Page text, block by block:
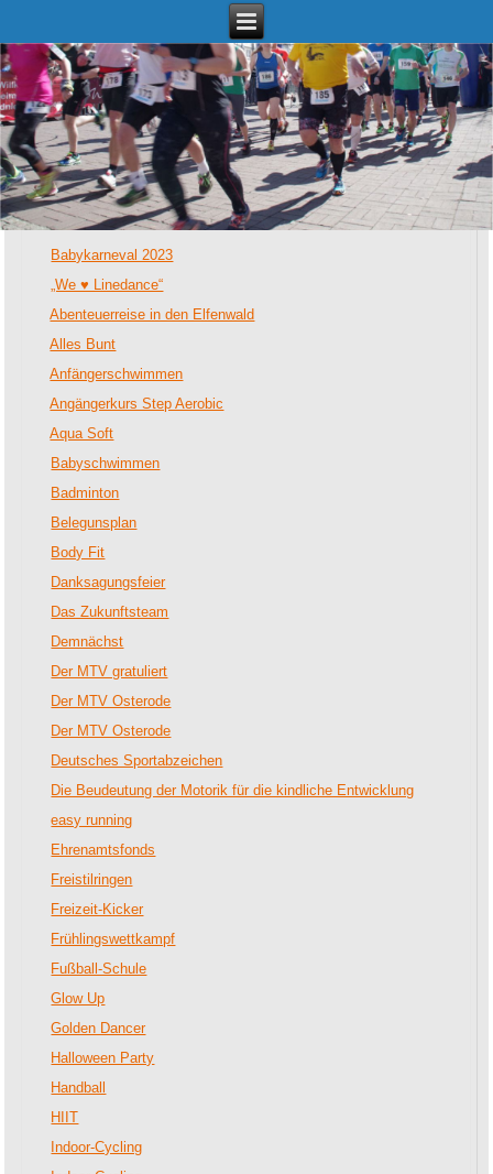
Termine
Babykarneval 2023
„We ♥ Linedance“
Abenteuerreise in den Elfenwald
Alles Bunt
Anfängerschwimmen
Angängerkurs Step Aerobic
Aqua Soft
Babyschwimmen
Badminton
Belegunsplan
Body Fit
Danksagungsfeier
Das Zukunftsteam
Demnächst
Der MTV gratuliert
Der MTV Osterode
Der MTV Osterode
Deutsches Sportabzeichen
Die Beudeutung der Motorik für die kindliche Entwicklung
easy running
Ehrenamtsfonds
Freistilringen
Freizeit-Kicker
Frühlingswettkampf
Fußball-Schule
Glow Up
Golden Dancer
Halloween Party
Handball
HIIT
Indoor-Cycling